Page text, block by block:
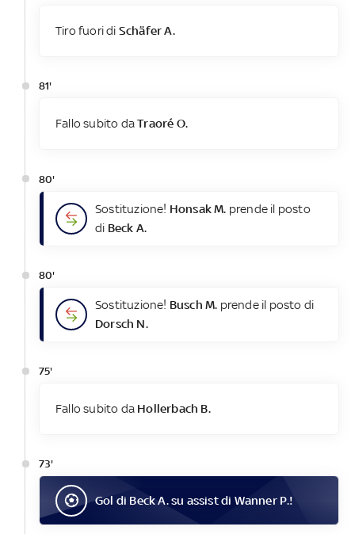
Tiro fuori di Schäfer A.
81'
Fallo subito daTraoré O.
80'
Sostituzione! Honsak M. prende il posto
di Beck A.
80'
Sostituzione! Busch M. prende il posto di
Dorsch N.
75'
Fallo subito da Hollerbach B.
73'
Gol di Beck A.su assist di Wanner P.!